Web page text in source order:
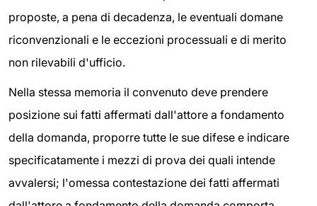
proposte, a pena di decadenza, le eventuali domane
riconvenzionali e le eccezioni processuali e di merito
non rilevabili d'ufficio.
Nella stessa memoria il convenuto deve prendere
posizione sui fatti affermati dall'attore a fondamento
della domanda, proporre tutte le sue difese e indicare
specificatamente i mezzi di prova dei quali intende
avvalersi; l'omessa contestazione dei fatti affermati